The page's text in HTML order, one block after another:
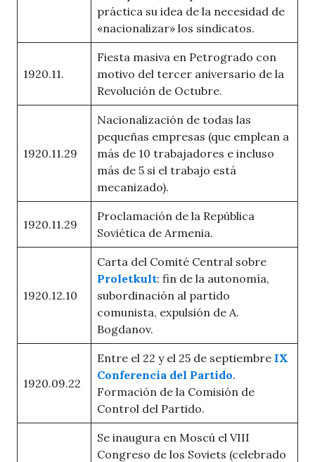
práctica su idea de la necesidad de
«nacionalizar» los sindicatos.
1920.11.
Fiesta masiva en Petrogrado con
motivo del tercer aniversario de la
Revolución de Octubre.
1920.11.29
Nacionalización de todas las
pequeñas empresas (que emplean a
más de 10 trabajadores e incluso
más de 5 si el trabajo está
mecanizado).
1920.11.29
Proclamación de la República
Soviética de Armenia.
1920.12.10
Carta del Comité Central sobre
Proletkult: fin de la autonomía,
subordinación al partido
comunista, expulsión de A.
Bogdanov.
1920.09.22
Entre el 22 y el 25 de septiembre IX
Conferencia del Partido.
Formación de la Comisión de
Control del Partido.
Se inaugura en Moscú el VIII
Congreso de los Soviets (celebrado